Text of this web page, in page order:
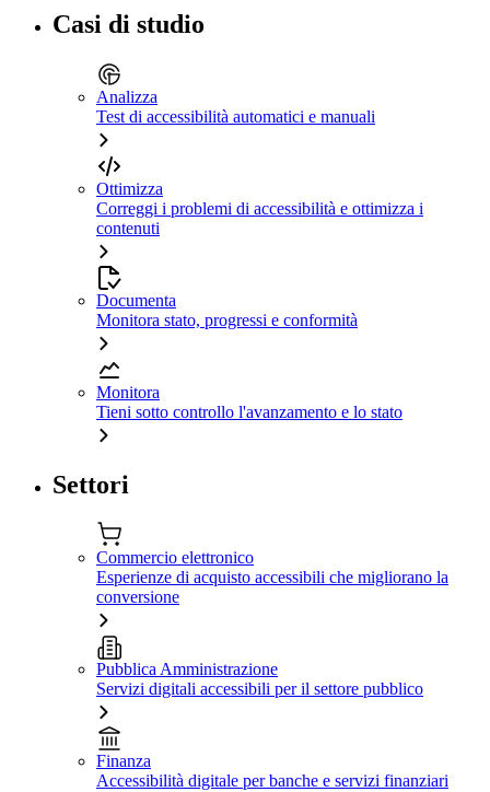
Casi di studio
Analizza
Test di accessibilità automatici e manuali
Ottimizza
Correggi i problemi di accessibilità e ottimizza i
contenuti
Documenta
Monitora stato, progressi e conformità
Monitora
Tieni sotto controllo l'avanzamento e lo stato
Settori
Commercio elettronico
Esperienze di acquisto accessibili che migliorano la
conversione
Pubblica Amministrazione
Servizi digitali accessibili per il settore pubblico
Finanza
Accessibilità digitale per banche e servizi finanziari